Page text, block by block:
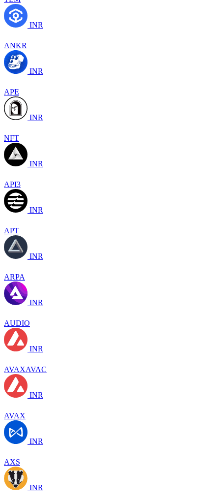
INR
ANKR
INR
APE
INR
NFT
INR
API3
INR
APT
INR
ARPA
INR
AUDIO
INR
AVAXAVAC
INR
AVAX
INR
AXS
INR